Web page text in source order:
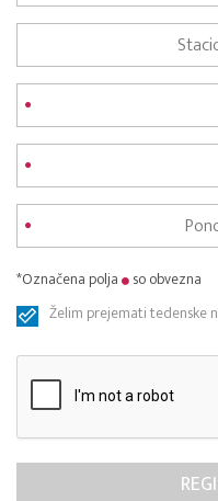
*Označena polja
so obvezna
Želim prejemati tedenske